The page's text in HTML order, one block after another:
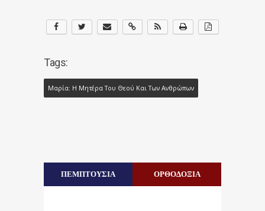
Tags:
Μαρία: Η Μητέρα Του Θεού Και Των Ανθρώπων
ΠΕΜΠΤΟΥΣΙΑ ΟΡΘΟΔΟΞΙΑ